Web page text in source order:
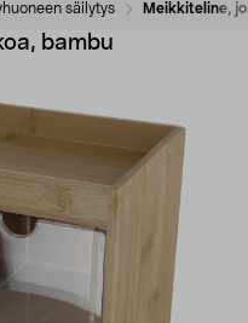
säilytys Meikkiteline,
bambu